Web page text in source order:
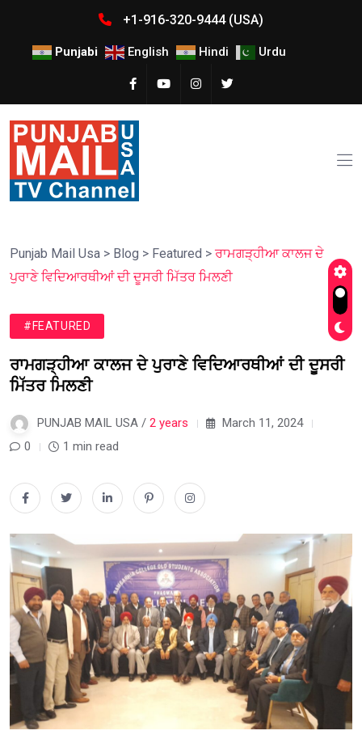
+1-916-320-9444 (USA)
Punjabi English Hindi Urdu
Punjab Mail Usa > Blog > Featured > ਰਾਮਗੜ੍ਹੀਆ ਕਾਲਜ ਦੇ
ਪੁਰਾਣੇ ਵਿਦਿਆਰਥੀਆਂ ਦੀ ਦੂਸਰੀ ਮਿੱਤਰ ਮਿਲਣੀ
#FEATURED
ਰਾਮਗੜ੍ਹੀਆ ਕਾਲਜ ਦੇ ਪੁਰਾਣੇ ਵਿਦਿਆਰਥੀਆਂ ਦੀ ਦੂਸਰੀ
ਮਿੱਤਰ ਮਿਲਣੀ
PUNJAB MAIL USA / 2 years
March 11, 2024
0
1 min read